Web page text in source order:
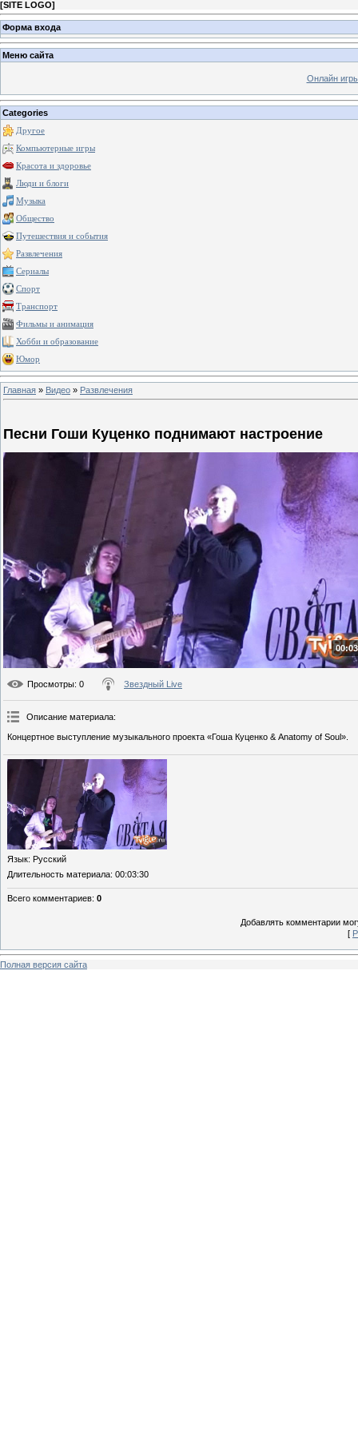
[SITE LOGO]
Форма входа
Меню сайта
Онлайн
Categories
Другое
Компьютерные игры
Красота и здоровье
Люди и блоги
Музыка
Общество
Путешествия и события
Развлечения
Сериалы
Спорт
Транспорт
Фильмы и анимация
Хобби и образование
Юмор
Главная » Видео » Развлечения
Песни Гоши Куценко поднимают настроение
Просмотры: 0 Звездный Live
Описание материала:
Концертное выступление музыкального проекта «Гоша Куценко & Anatomy of Soul».
Язык: Русский
Длительность материала: 00:03:30
Всего комментариев: 0
Добавлять комментарии
[
Полная версия сайта